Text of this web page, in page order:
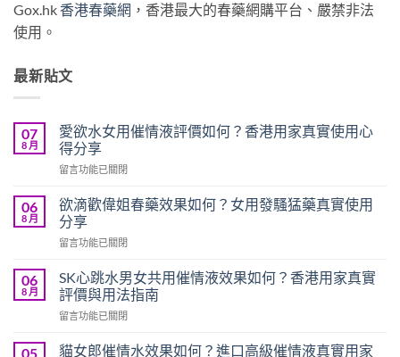
Gox.hk香港春藥網 ，香港最大的春藥網購平台、嚴禁非法
使用。
最新貼文
07
8 月
愛欲水女用催情液評價如何？香港用家真實使用心
得分享
在
欲
水
女
用
情
液
評
價
何？
留言功能已關閉
06
8 月
欲滴歡偉姐春藥效果如何？女用發騷猛藥真實使用
分享
在
滴
歡
偉
姐
藥
留言功能已關閉
06
8 月
SK心跳水男女共用催情液效果如何？香港用家真實
評價與用法指南
在
心
留言功能已關閉
05
貓女郎催情水效果如何？進口高級催情液真實用家